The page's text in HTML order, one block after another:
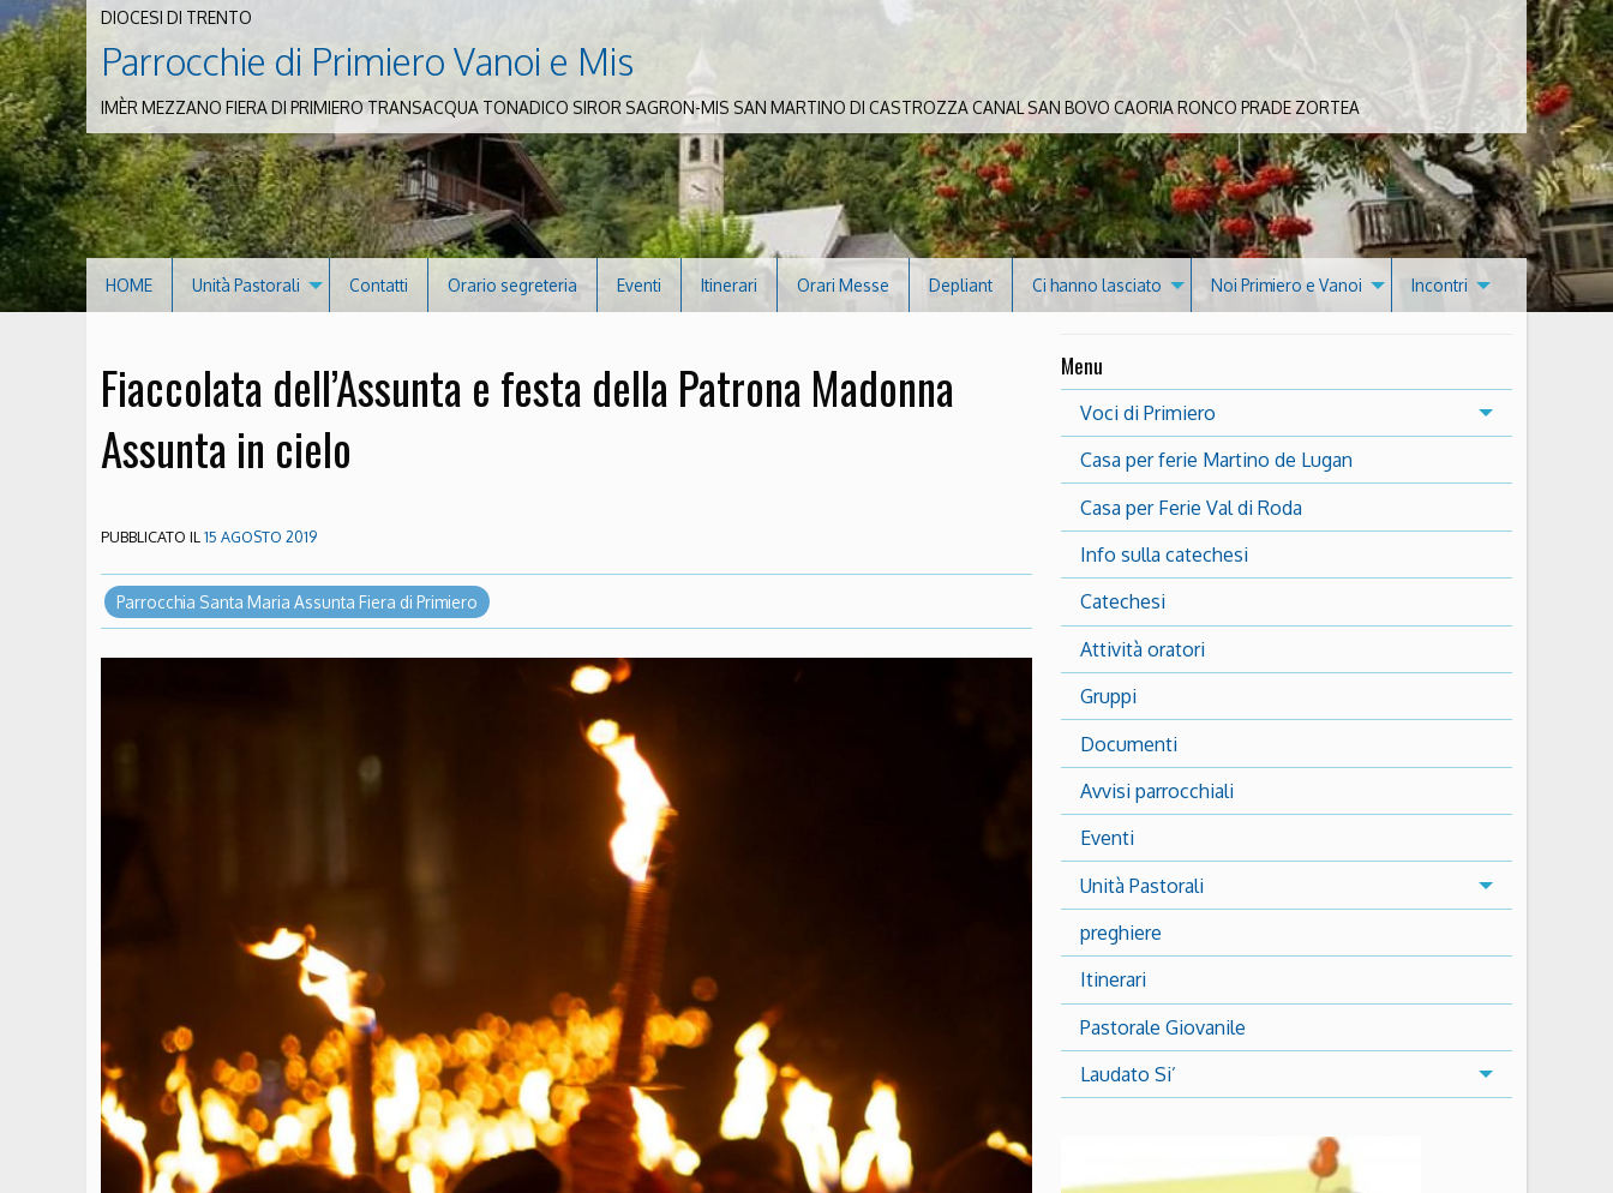
DIOCESI DI TRENTO
Parrocchie di Primiero Vanoi e Mis
IMÈR MEZZANO FIERA DI PRIMIERO TRANSACQUA TONADICO SIROR SAGRON-MIS SAN MARTINO DI CASTROZZA CANAL SAN BOVO CAORIA RONCO PRADE ZORTEA
HOME Unità Pastorali Contatti Orario segreteria Eventi Itinerari Orari Messe Depliant Ci hanno lasciato Noi Primiero e Vanoi Incontri
Fiaccolata dell’Assunta e festa della Patrona Madonna
Assunta in cielo
PUBBLICATO IL15 AGOSTO 2019
Parrocchia Santa Maria Assunta Fiera di Primiero
Menu
Voci di Primiero
Casa per ferie Martino de Lugan
Casa per Ferie Val di Roda
Info sulla catechesi
Catechesi
Attività oratori
Gruppi
Documenti
Avvisi parrocchiali
Eventi
Unità Pastorali
preghiere
Itinerari
Pastorale Giovanile
Laudato Si’